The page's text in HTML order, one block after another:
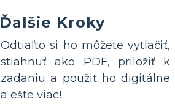
Ďalšie Kroky
Odtiaľto si ho môžete vytlačiť,
stiahnuť ako PDF, priložiť k
zadaniu a použiť ho digitálne
a ešte viac!